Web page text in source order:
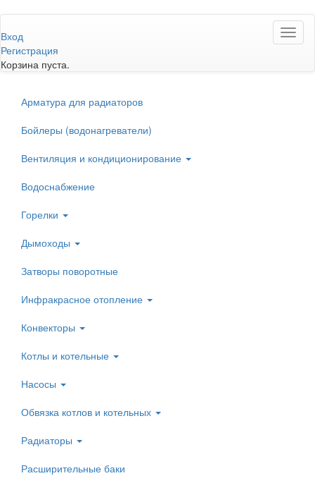
к
основному
содержанию
Вход
Регистрация
Корзина пуста.
Арматура для радиаторов
Бойлеры (водонагреватели)
Вентиляция и кондиционирование
Водоснабжение
Горелки
Дымоходы
Затворы поворотные
Инфракрасное отопление
Конвекторы
Котлы и котельные
Насосы
Обвязка котлов и котельных
Радиаторы
Расширительные баки